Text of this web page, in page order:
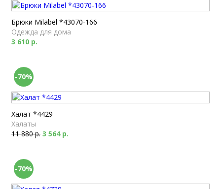
Брюки Milabel *43070-166
Одежда для дома
3 610 р.
-70%
Халат *4429
Халаты
11 880 р. 3 564 р.
-70%